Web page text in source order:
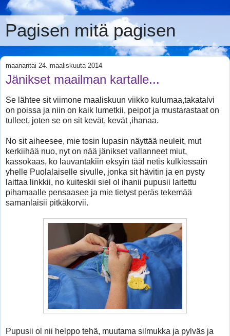
Pagisen mitä pagisen
maanantai 24. maaliskuuta 2014
Jänikset maailman kartalle...
Se lähtee sit viimone maaliskuun viikko kulumaa,takatalvi
on poissa ja niin on kaik lumetkii, peipot ja mustarastaat on
tulleet, joten se on sit kevät, kevät ,ihanaa.
No sit aiheesee, mie tosin lupasin näyttää neuleit, mut
kerkiihää nuo, nyt on nää jänikset vallanneet miut,
kassokaas, ko lauvantakiin eksyin tääl netis kulkiessain
yhelle Puolalaiselle sivulle, jonka sit hävitin ja en pysty
laittaa linkkii, no kuiteskii siel ol ihanii pupusii laitettu
pihamaalle pensaasee ja mie tietyst peräs tekemää
samanlaisii pitkäkorvii.
Pupusii ol nii helppo tehä, muutama silmukka ja pylväs ja